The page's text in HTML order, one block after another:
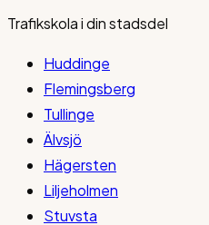
Trafikskola i din stadsdel
Huddinge
Flemingsberg
Tullinge
Älvsjö
Hägersten
Liljeholmen
Stuvsta